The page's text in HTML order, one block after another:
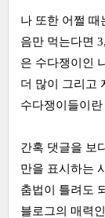
나 또한 어쩔 때
음만 먹는다면
은 수다쟁이인
더 많이 그리고
수다쟁이들이
간혹 댓글을 보
만을 표시하는
춤법이 틀려도
블로그의 매력